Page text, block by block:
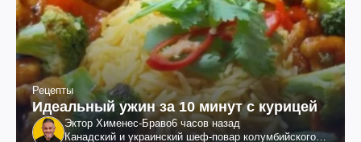
Рецепты
Идеальный ужин за 10 минут с курицей
Эктор Хименес-Браво6 часов назад
Канадский и украинский шеф-повар колумбийского